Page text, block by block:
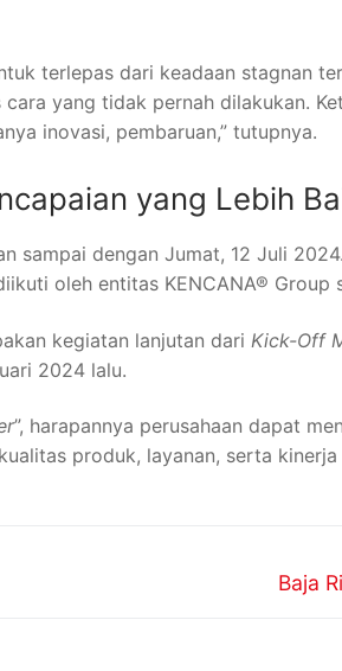
terlepas dari keadaan stagnan
yang tidak pernah dilakukan.
inovasi, pembaruan,” tutupnya.
yang Lebih
sampai dengan Jumat, 12 Juli
oleh entitas KENCANA® Group
kegiatan lanjutan dari Kick-Off
2024 lalu.
”, harapannya perusahaan dapat
produk, layanan, serta
Baja